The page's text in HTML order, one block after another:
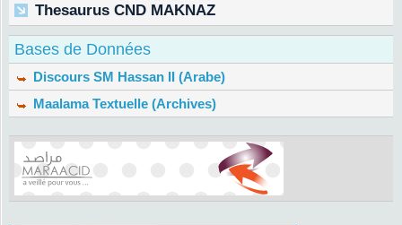
Thesaurus CND MAKNAZ
Bases de Données
Discours SM Hassan II (Arabe)
Maalama Textuelle (Archives)